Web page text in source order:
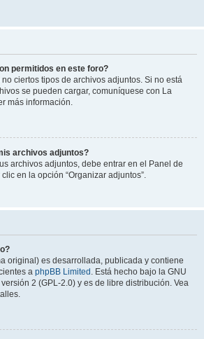
permitidos en este foro?
ciertos tipos de archivos adjuntos. Si no está
se pueden cargar, comuníquese con La
más información.
archivos adjuntos?
archivos adjuntos, debe entrar en el Panel de
en la opción “Organizar adjuntos”.
original) es desarrollada, publicada y contiene
a phpBB Limited . Está hecho bajo la GNU
2 (GPL-2.0) y es de libre distribución. Vea